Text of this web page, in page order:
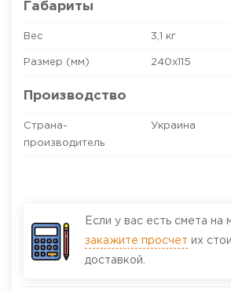
Габариты
Вес 3,1 кг
Размер (мм) 240х115
Производство
Страна-
производитель
Украина
Если у вас есть смета на
закажите просчет их
доставкой.